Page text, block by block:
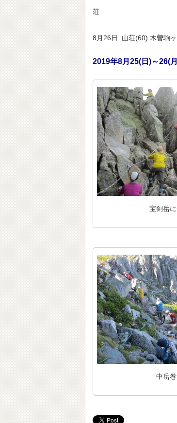
荘
8月26日 山荘(60) 木曽駒
2019年8月25(日)～
宝剣岳
中岳